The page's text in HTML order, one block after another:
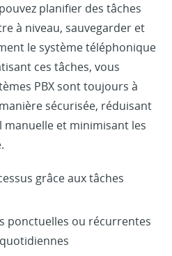
planifier des tâches
à niveau, sauvegarder et
le système téléphonique
ces tâches, vous
PBX sont toujours à
sécurisée, réduisant
manuelle et minimisant les
grâce aux tâches
ponctuelles ou récurrentes